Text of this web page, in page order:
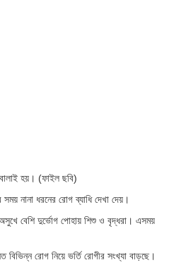
হয়। (ফাইল ছবি)
নানা ধরনের রোগ ব্যাধি দেখা দেয়।
অসুখে বেশি দুর্ভোগ পোহায় শিশু ও বৃদ্ধরা। এসময়
রোগ নিয়ে ভর্তি রোগীর সংখ্যা বাড়ছে।